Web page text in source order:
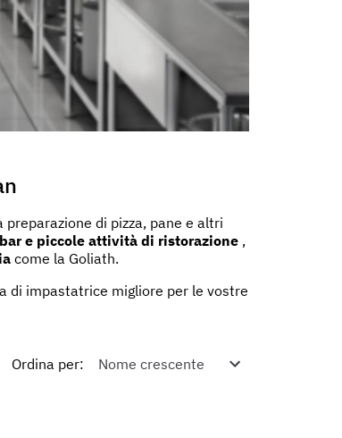
di pizza, pane e altri
bar e piccole attività di ristorazione,
come la Goliath.
di impastatrice migliore per le vostre
Ordina per: